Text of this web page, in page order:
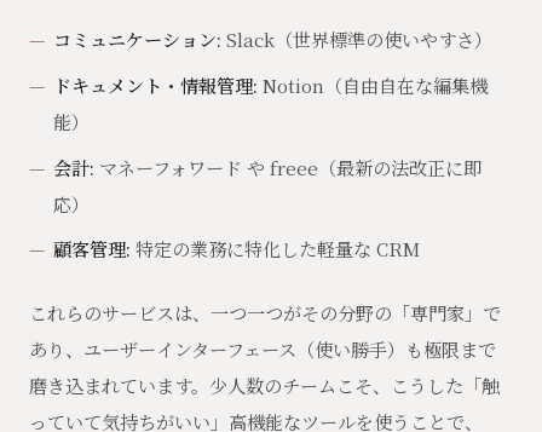
コミュニケーション: Slack（世界標準の使いやすさ）
ドキュメント・情報管理: Notion（自由自在な編集機
能）
会計: マネーフォワード や freee（最新の法改正に即
応）
顧客管理: 特定の業務に特化した軽量な CRM
これらのサービスは、一つ一つがその分野の「専門家」で
あり、ユーザーインターフェース（使い勝手）も極限まで
磨き込まれています。少人数のチームこそ、こうした「触
っていて気持ちがいい」高機能なツールを使うことで、